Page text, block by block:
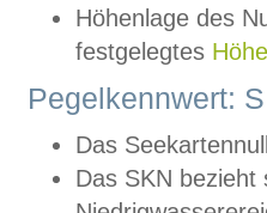
Höhenlage des
festgelegtes
Pegelkennwert:
Das
Das SKN